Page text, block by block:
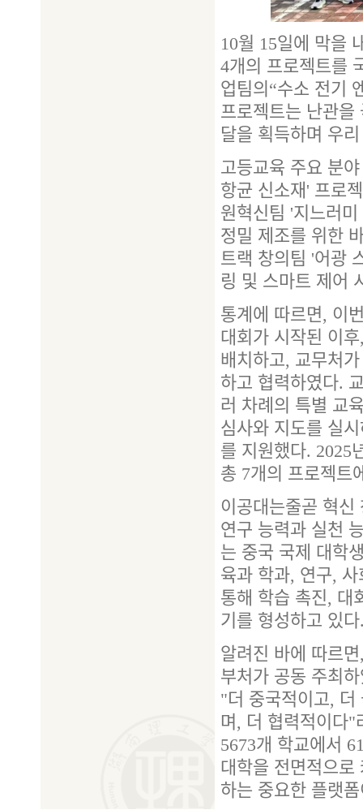
10월 15일에 막을
4개의 프로젝트를
업팀의“수소 전기
프로젝트는 난관을
달을 획득하며 우
고등교육 주요 분
항균 신소재' 프로
원혁신팀 '지느러
정밀 제조를 위한
트랙 창의팀 '어광
링 및 스마트 제어
통계에 따르면, 이
대회가 시작된 이
배치하고, 교무처
하고 협력하였다.
러 차례의 특별 교
심사와 지도를 실
를 지원했다. 2025
총 7개의 프로젝트
이공대는줄곧 혁
연구 능력과 실천
는 중국 국제 대학
육과 학과, 연구,
통해 학습 촉진, 대
기를 형성하고 있
알려진 바에 따르
부처가 공동 주최
"더 중국적이고, 더
며, 더 협력적이다"
5673개 학교에서
대학을 전면적으로
하는 중요한 플랫